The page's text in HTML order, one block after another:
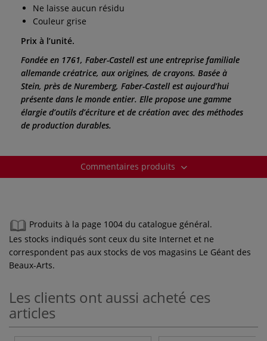
Ne laisse aucun résidu
Couleur grise
Prix à l’unité.
Fondée en 1761, Faber-Castell est une entreprise familiale
allemande créatrice, aux origines, de crayons. Basée à
Stein, près de Nuremberg, Faber-Castell est aujourd’hui
présente dans le monde entier. Elle propose une gamme
élargie d’outils d’écriture et de création avec des méthodes
de production durables.
Commentaires produits
Produits à la page 1004 du catalogue général.
Les stocks indiqués sont ceux du site Internet et ne
correspondent pas aux stocks de vos magasins Le Géant des
Beaux-Arts.
Les clients ont aussi acheté ces
articles